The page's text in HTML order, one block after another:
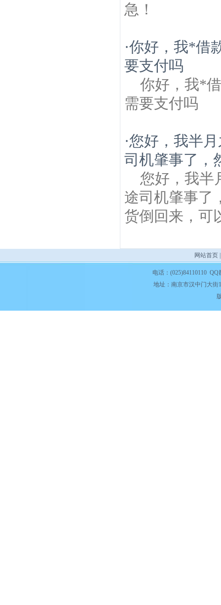
急！
·你好，我*借
要支付吗
你好，我*
需要支付吗
·您好，我半
司机肇事了，
您好，我半
途司机肇事了
货倒回来，可
网站首页
电话：(025)84110110
地址：南京市汉中门大街